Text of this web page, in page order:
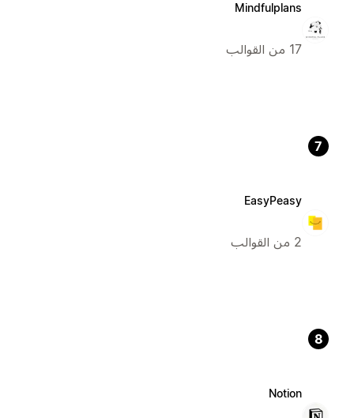
Mindfulplans
17 من القوالب
7
EasyPeasy
2 من القوالب
8
Notion